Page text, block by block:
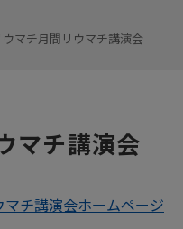
マチ月間リウマチ講演会
マチ講演会
チ講演会ホームページ